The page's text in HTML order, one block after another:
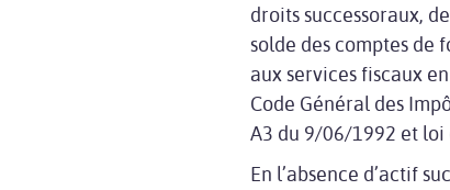
droits successoraux,
solde des comptes de
aux services fiscaux
Code Général des
A3 du 9/06/1992 et loi
En l’absence d’actif